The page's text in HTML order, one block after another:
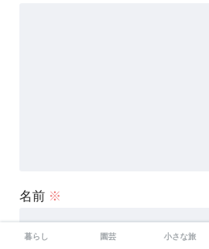
名前 ※
暮らし 園芸 小さな旅